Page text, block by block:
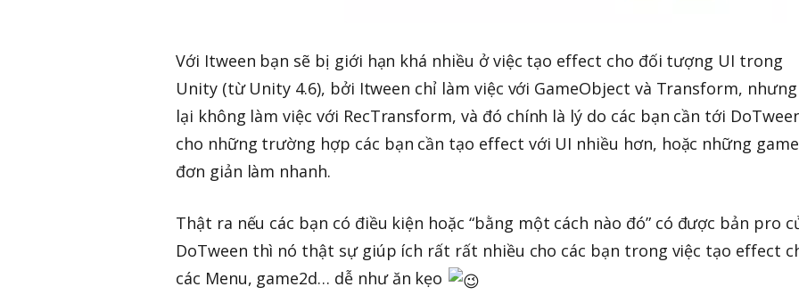
Với Itween bạn sẽ bị giới hạn khá nhiều ở việc tạo effect cho đối tượng UI trong
Unity (từ Unity 4.6), bởi Itween chỉ làm việc với GameObject và Transform,
lại không làm việc với RecTransform, và đó chính là lý do các bạn cần tới
cho những trường hợp các bạn cần tạo effect với UI nhiều hơn, hoặc những
đơn giản làm nhanh.
Thật ra nếu các bạn có điều kiện hoặc “bằng một cách nào đó” có được bản pro
DoTween thì nó thật sự giúp ích rất rất nhiều cho các bạn trong việc tạo effect
các Menu, game2d… dễ như ăn kẹo